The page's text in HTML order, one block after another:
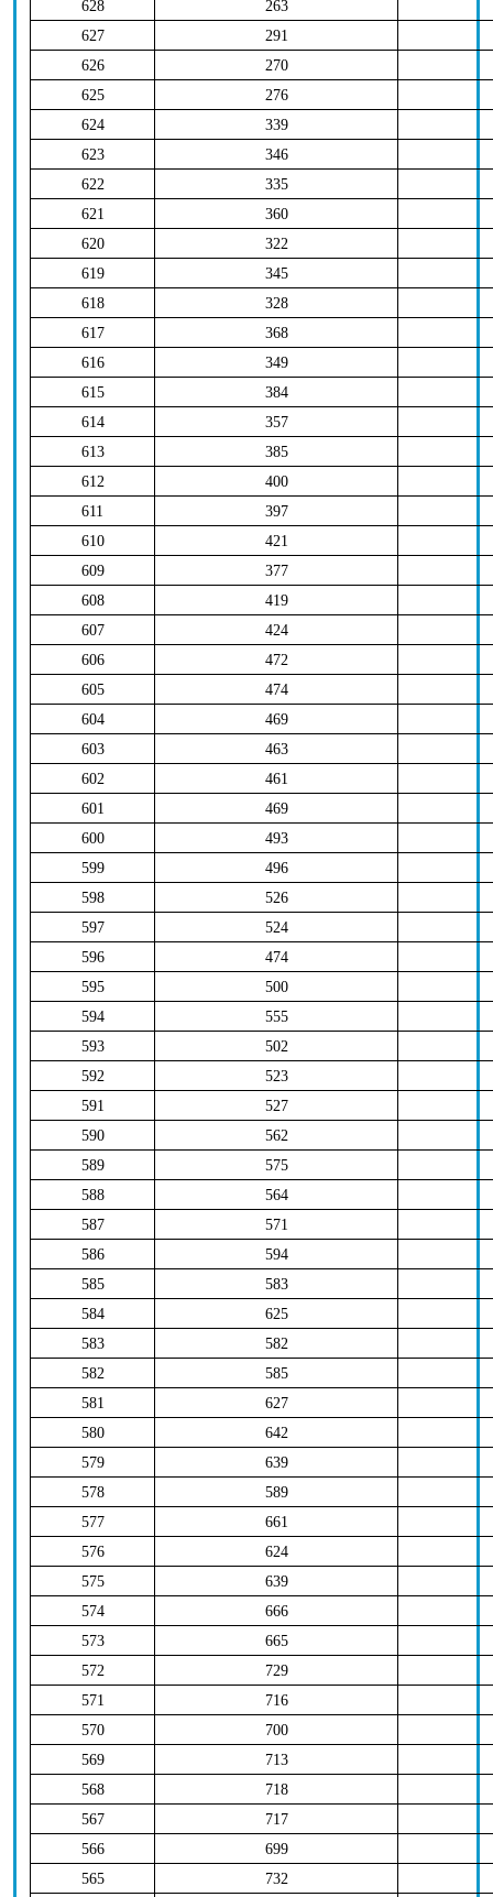
628
263
627
291
626
270
625
276
624
339
623
346
622
335
621
360
620
322
619
345
618
328
617
368
616
349
615
384
614
357
613
385
612
400
611
397
610
421
609
377
608
419
607
424
606
472
605
474
604
469
603
463
602
461
601
469
600
493
599
496
598
526
597
524
596
474
595
500
594
555
593
502
592
523
591
527
590
562
589
575
588
564
587
571
586
594
585
583
584
625
583
582
582
585
581
627
580
642
579
639
578
589
577
661
576
624
575
639
574
666
573
665
572
729
571
716
570
700
569
713
568
718
567
717
566
699
565
732